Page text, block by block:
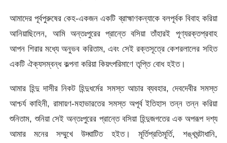
আমাদের পূর্বপুরুষের কেহ-একজন একটি ব্রাহ্মাণকন্যাকে বলপূর্বক বিবাহ করিয়া
আনিয়াছিলেন, আমি অন্তঃপুরের প্রান্তে বসিয়া তাঁহারই পূণ্যরক্তপ্রবাহ
আপন শিরার মধ্যে অনুভব করিতাম, এবং সেই রক্তসূত্রে কেশরলালের সহিত
একটি ঐক্যসম্বন্ধ কল্পনা করিয়া কিয়ৎপরিমাণে তৃপ্তি বোধ হইত।
আমার হিন্দু দাসীর নিকট হিন্দুধর্মের সমস্ত আচার ব্যবহার, দেবদেবীর সমস্ত
আশ্চৰ্য কাহিনী, রামায়ণ-মহাভারতের সমস্ত অপূর্ব ইতিহাস তন্ন তন্ন করিয়া
শুনিতাম, শুনিয়া সেই অন্তঃপুরের প্রান্তে বসিয়া হিন্দুজগতের এক অপরূপ দশ্য
আমার মনের সম্মুখে উদ্ঘাটিত হইত। মূর্তিপ্রতিমূর্তি, শঙ্খঘন্টাধানি,